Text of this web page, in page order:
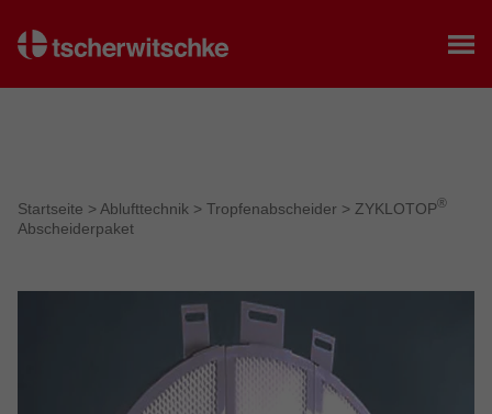
Startseite
Startseite > Ablufttechnik > Tropfenabscheider > ZYKLOTOP®
Abscheiderpaket